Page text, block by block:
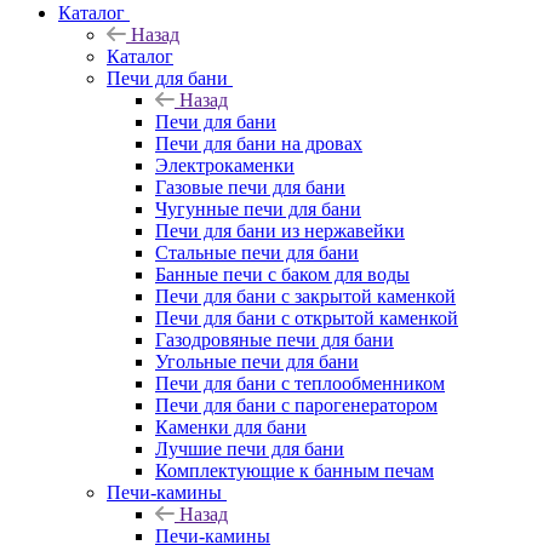
Каталог
Назад
Каталог
Печи для бани
Назад
Печи для бани
Печи для бани на дровах
Электрокаменки
Газовые печи для бани
Чугунные печи для бани
Печи для бани из нержавейки
Стальные печи для бани
Банные печи с баком для воды
Печи для бани с закрытой каменкой
Печи для бани с открытой каменкой
Газодровяные печи для бани
Угольные печи для бани
Печи для бани с теплообменником
Печи для бани с парогенератором
Каменки для бани
Лучшие печи для бани
Комплектующие к банным печам
Печи-камины
Назад
Печи-камины